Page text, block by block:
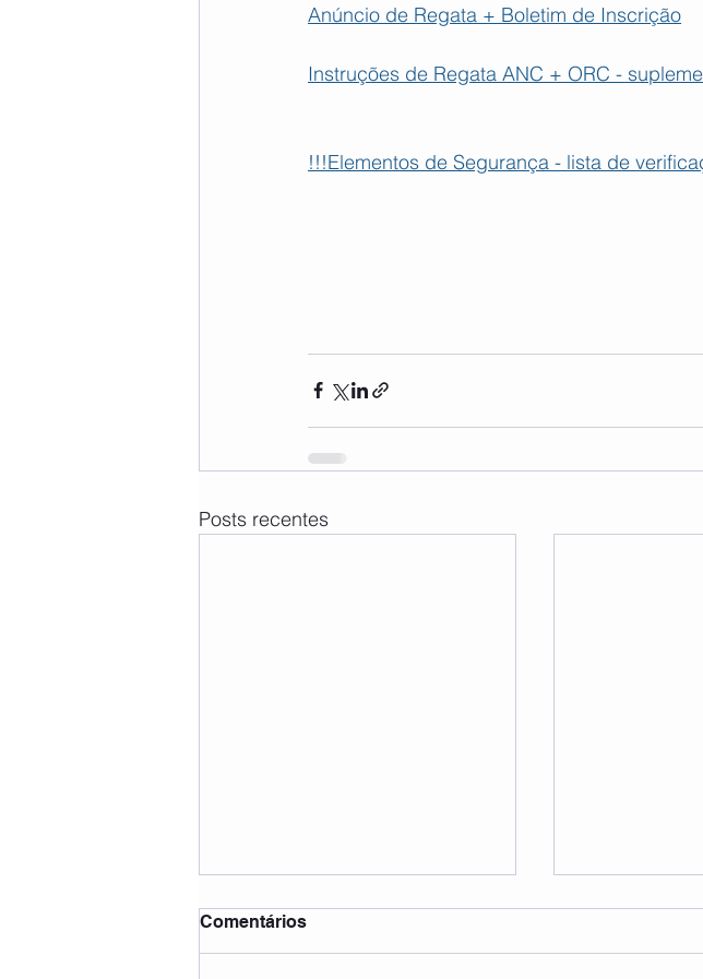
Anúncio de Regata + Boletim de Inscrição
Instruções de Regata ANC + ORC -
!!!Elementos de Segurança - lista de
Posts recentes
Comentários